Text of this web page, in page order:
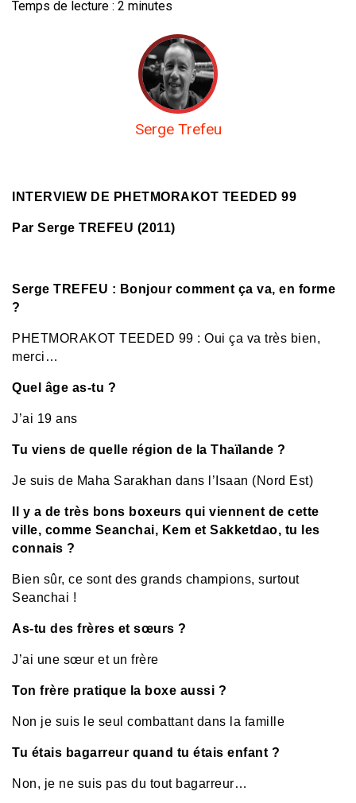
Temps de lecture : 2 minutes
Serge Trefeu
INTERVIEW DE PHETMORAKOT TEEDED 99
Par Serge TREFEU (2011)
Serge TREFEU : Bonjour comment ça va, en forme
?
PHETMORAKOT TEEDED 99 : Oui ça va très bien,
merci…
Quel âge as-tu ?
J’ai 19 ans
Tu viens de quelle région de la Thaïlande ?
Je suis de Maha Sarakhan dans l’Isaan (Nord Est)
Il y a de très bons boxeurs qui viennent de cette
ville, comme Seanchai, Kem et Sakketdao, tu les
connais ?
Bien sûr, ce sont des grands champions, surtout
Seanchai !
As-tu des frères et sœurs ?
J’ai une sœur et un frère
Ton frère pratique la boxe aussi ?
Non je suis le seul combattant dans la famille
Tu étais bagarreur quand tu étais enfant ?
Non, je ne suis pas du tout bagarreur…